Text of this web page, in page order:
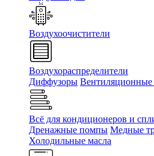
Воздухоочистители
Воздухораспределители
Диффузоры Вентиляционные
Всё для кондиционеров и
Дренажные помпы Медные
Холодильные масла